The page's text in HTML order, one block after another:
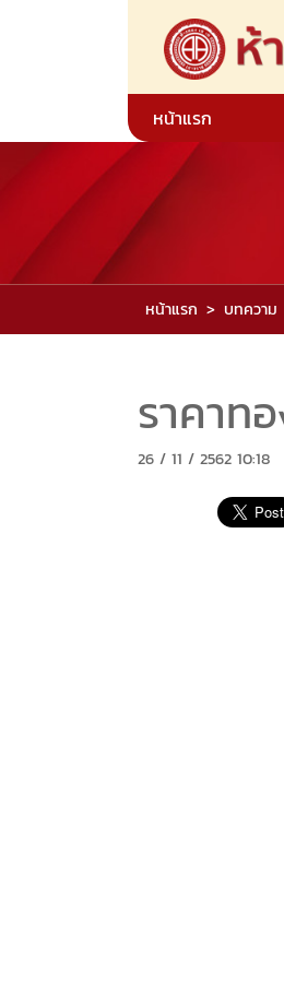
หน้าแรก
หน้าแรก บทความ
ราคาท
26 / 11 / 2562 10:18